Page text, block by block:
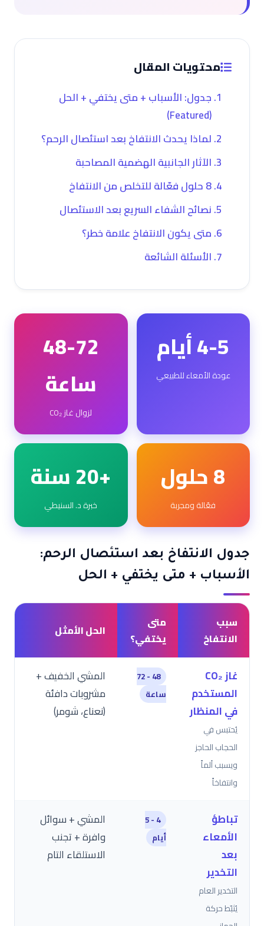
محتويات المقال
جدول: الأسباب + متى يختفي + الحل
(Featured)
لماذا يحدث الانتفاخ بعد استئصال الرحم؟
الآثار الجانبية الهضمية المصاحبة
8 حلول فعّالة للتخلص من الانتفاخ
نصائح الشفاء السريع بعد الاستئصال
متى يكون الانتفاخ علامة خطر؟
الأسئلة الشائعة
4-5 أيام
عودة الأمعاء للطبيعي
48-72
ساعة
لزوال غاز CO₂
8 حلول
فعّالة ومجربة
+20 سنة
خبرة د. السنيطي
جدول الانتفاخ بعد استئصال الرحم:
الأسباب + متى يختفي + الحل
سبب
الانتفاخ
متى
يختفي؟
الحل الأمثل
غاز CO₂
المستخدم
في المنظار
يُحتبس في
الحجاب الحاجز
ويسبب ألماً
وانتفاخاً
48 - 72
ساعة
المشي الخفيف +
مشروبات دافئة
(نعناع، شومر)
تباطؤ
الأمعاء
بعد
التخدير
التخدير العام
يُثبّط حركة
4 - 5
أيام
المشي + سوائل
وافرة + تجنب
الاستلقاء التام